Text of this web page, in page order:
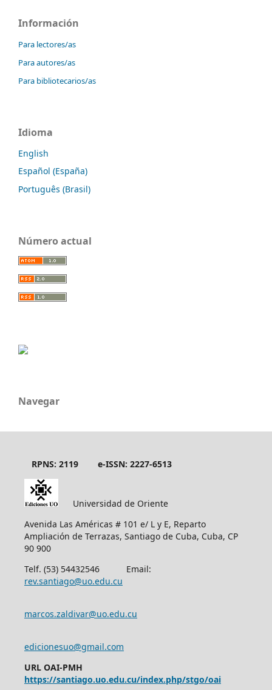
Información
Para lectores/as
Para autores/as
Para bibliotecarios/as
Idioma
English
Español (España)
Português (Brasil)
Número actual
Navegar
RPNS: 2119 e-ISSN: 2227-6513
Universidad de Oriente
Avenida Las Américas # 101 e/ L y E, Reparto
Ampliación de Terrazas, Santiago de Cuba, Cuba, CP
90 900
Telf. (53) 54432546 Email:
rev.santiago@uo.edu.cu
marcos.zaldivar@uo.edu.cu
edicionesuo@gmail.com
URL OAI-PMH
https://santiago.uo.edu.cu/index.php/stgo/oai